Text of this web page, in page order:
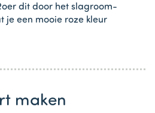
dit door het slagroom-
je een mooie roze kleur
maken